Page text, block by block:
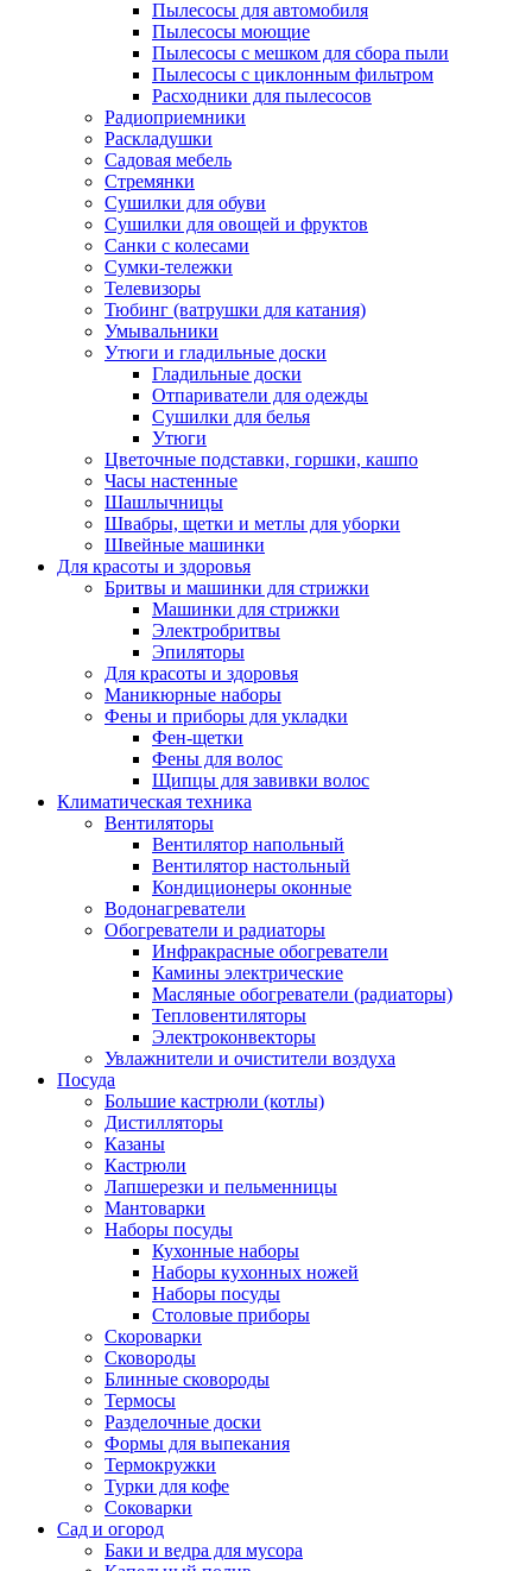
Пылесосы для автомобиля
Пылесосы моющие
Пылесосы с мешком для сбора пыли
Пылесосы с циклонным фильтром
Расходники для пылесосов
Радиоприемники
Раскладушки
Садовая мебель
Стремянки
Сушилки для обуви
Сушилки для овощей и фруктов
Санки с колесами
Сумки-тележки
Телевизоры
Тюбинг (ватрушки для катания)
Умывальники
Утюги и гладильные доски
Гладильные доски
Отпариватели для одежды
Сушилки для белья
Утюги
Цветочные подставки, горшки, кашпо
Часы настенные
Шашлычницы
Швабры, щетки и метлы для уборки
Швейные машинки
Для красоты и здоровья
Бритвы и машинки для стрижки
Машинки для стрижки
Электробритвы
Эпиляторы
Для красоты и здоровья
Маникюрные наборы
Фены и приборы для укладки
Фен-щетки
Фены для волос
Щипцы для завивки волос
Климатическая техника
Вентиляторы
Вентилятор напольный
Вентилятор настольный
Кондиционеры оконные
Водонагреватели
Обогреватели и радиаторы
Инфракрасные обогреватели
Камины электрические
Масляные обогреватели (радиаторы)
Тепловентиляторы
Электроконвекторы
Увлажнители и очистители воздуха
Посуда
Большие кастрюли (котлы)
Дистилляторы
Казаны
Кастрюли
Лапшерезки и пельменницы
Мантоварки
Наборы посуды
Кухонные наборы
Наборы кухонных ножей
Наборы посуды
Столовые приборы
Скороварки
Сковороды
Блинные сковороды
Термосы
Разделочные доски
Формы для выпекания
Термокружки
Турки для кофе
Соковарки
Сад и огород
Баки и ведра для мусора